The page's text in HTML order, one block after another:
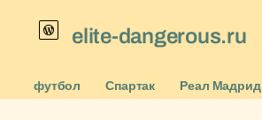
elite-dangerous.ru
футбол Спартак Реал Мадрид